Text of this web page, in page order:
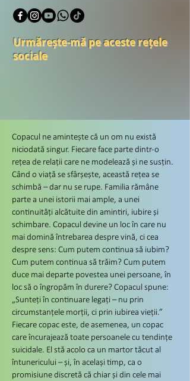
Urmărește-mă pe aceste rețele
sociale
Copacul ne amintește că un om nu există
niciodată singur. Fiecare face parte dintr-o
rețea de relații care ne modelează și ne susțin.
Când o viață se sfârșește, această rețea se
schimbă – dar nu se rupe. Familia rămâne
parte a unei istorii mai ample, a unei
continuități alcătuite din amintiri, iubire și
schimbare. Copacul devine un loc în care nu
mai domină întrebarea despre vină, ci cea
despre sens: Cum putem continua să iubim?
Cum putem continua să trăim? Cum putem
duce mai departe povestea unei persoane, în
loc să o îngropăm în durere? Copacul spune:
„Sunteți în continuare legați – nu prin
circumstanțele morții, ci prin iubirea vieții.”
Fiecare copac este, de asemenea, un copac
care încurajează toate persoanele cu tendințe
suicidale. El stă acolo ca un martor tăcut al
întunericului – și, în același timp, ca o
promisiune discretă că chiar și din cele mai